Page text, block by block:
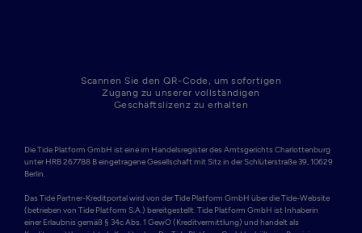
Scannen Sie den QR-Code, um sofortigen
Zugang zu unserer vollständigen
Geschäftslizenz zu erhalten
Die Tide Platform GmbH ist eine im Handelsregister des Amtsgerichts Charlottenburg
unter HRB 267788 B eingetragene Gesellschaft mit Sitz in der Schlüterstraße 39, 10629
Berlin.
Das Tide Partner-Kreditportal wird von der Tide Platform GmbH über die Tide-Website
(betrieben von Tide Platform S.A.) bereitgestellt. Tide Platform GmbH ist Inhaberin
einer Erlaubnis gemäß § 34c Abs. 1 GewO (Kreditvermittlung) und handelt als